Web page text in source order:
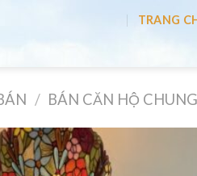
TRANG
/ BÁN CĂN HỘ